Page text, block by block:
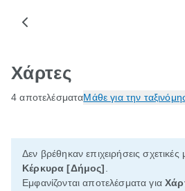
Χάρτες
4 αποτελέσματαΜάθε για την
Δεν βρέθηκαν επιχειρήσεις σχετικές
Κέρκυρα [Δήμος]
Εμφανίζονται αποτελέσματα για